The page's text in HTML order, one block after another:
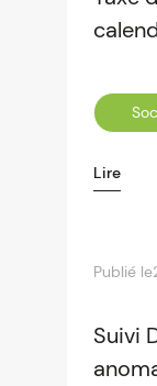
Lire
Publié le
Suivi